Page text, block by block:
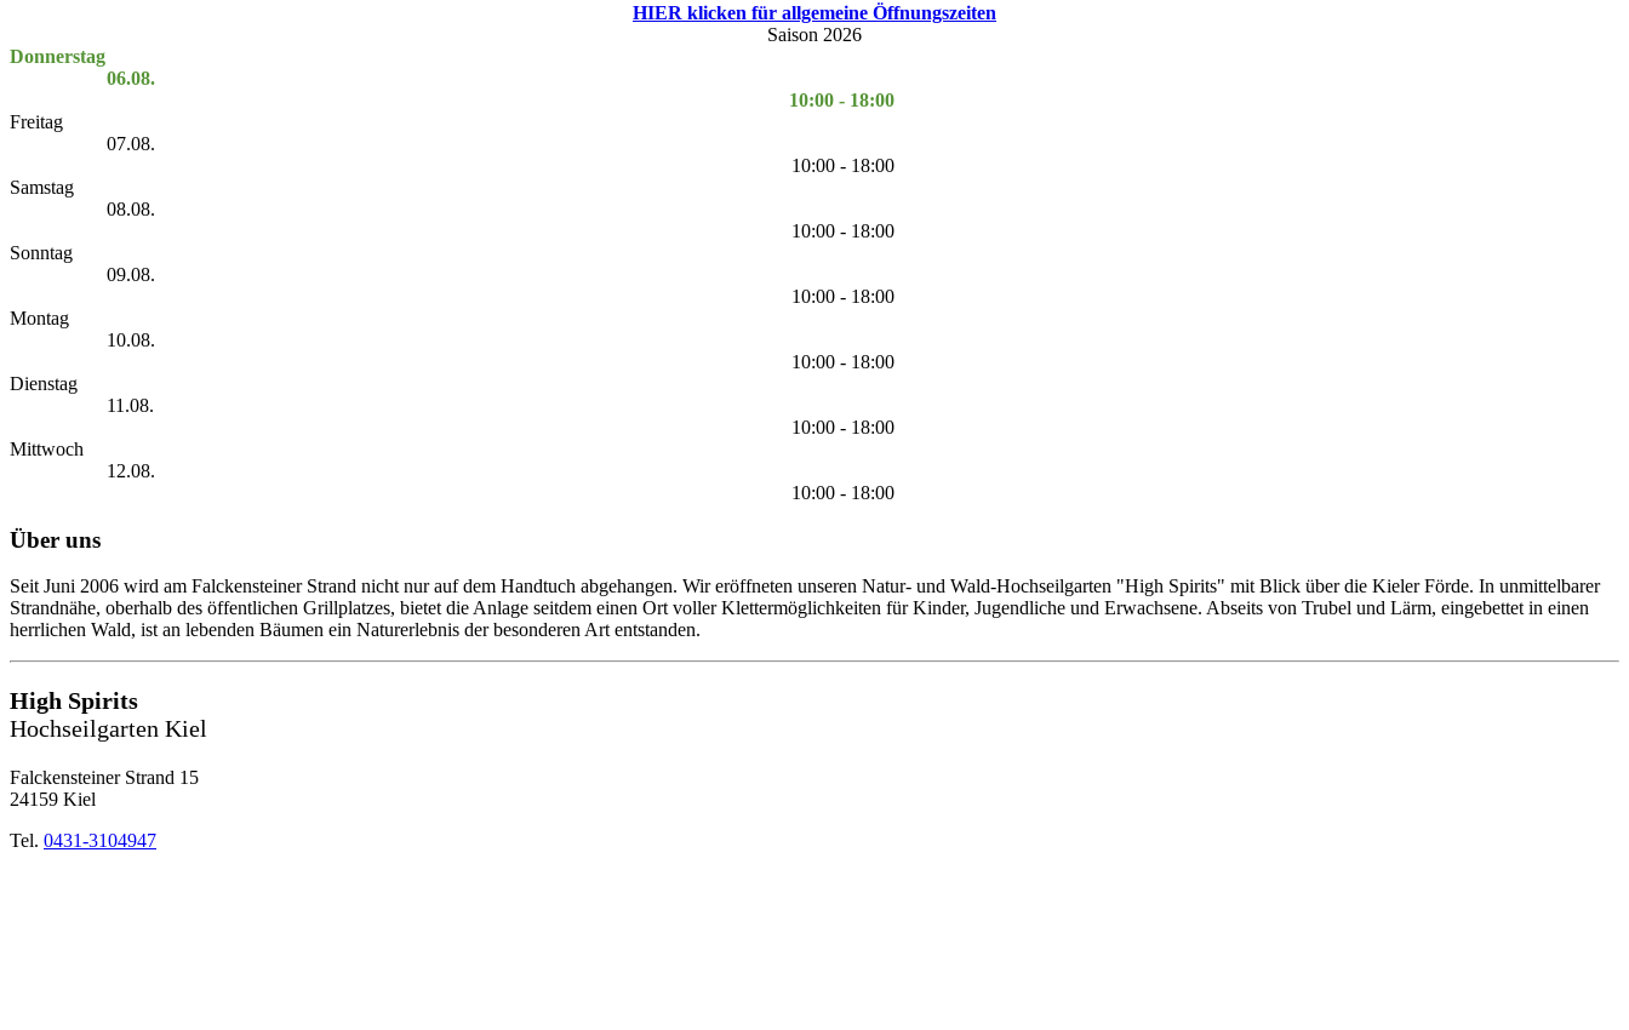
HIER klicken für allgemeine Öffnungszeiten
Saison 2026
Donnerstag
06.08.
10:00 - 18:00
Freitag
07.08.
10:00 - 18:00
Samstag
08.08.
10:00 - 18:00
Sonntag
09.08.
10:00 - 18:00
Montag
10.08.
10:00 - 18:00
Dienstag
11.08.
10:00 - 18:00
Mittwoch
12.08.
10:00 - 18:00
Über uns
Seit Juni 2006 wird am Falckensteiner Strand nicht nur auf dem Handtuch abgehangen. Wir eröffneten unseren Natur- und Wald-Hochseilgarten "High Spirits" mit Blick über die Kieler Förde. In unmittelbarer
Strandnähe, oberhalb des öffentlichen Grillplatzes, bietet die Anlage seitdem einen Ort voller Klettermöglichkeiten für Kinder, Jugendliche und Erwachsene. Abseits von Trubel und Lärm, eingebettet in einen
herrlichen Wald, ist an lebenden Bäumen ein Naturerlebnis der besonderen Art entstanden.
High Spirits
Hochseilgarten Kiel
Falckensteiner Strand 15
24159 Kiel
Tel. 0431-3104947